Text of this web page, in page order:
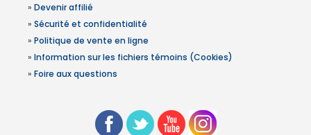
» Devenir affilié
» Sécurité et confidentialité
» Politique de vente en ligne
» Information sur les fichiers témoins (Cookies)
» Foire aux questions